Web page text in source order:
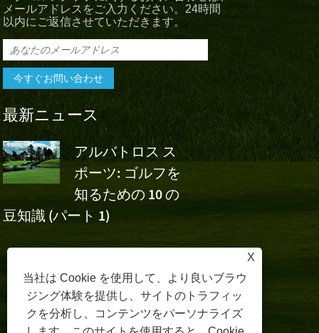
メールアドレスをご入力ください。24時間
以内にご返信させていただきます。
最新ニュース
アルバトロス ス
ポーツ: ゴルフを
知るための 10 の
豆知識 (パート 1)
アルバト
X
当社は Cookie を使用して、より良いブラウ
ジング体験を提供し、サイトのトラフィッ
クを分析し、コンテンツをパーソナライズ